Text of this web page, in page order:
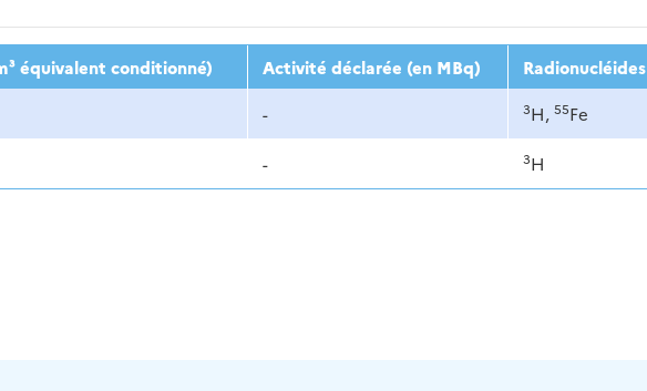
2017 2018 2019 2020 2021
équivalent conditionné) Activité déclarée (en MBq) Radionucléides
-
3H, 55Fe
- 3H